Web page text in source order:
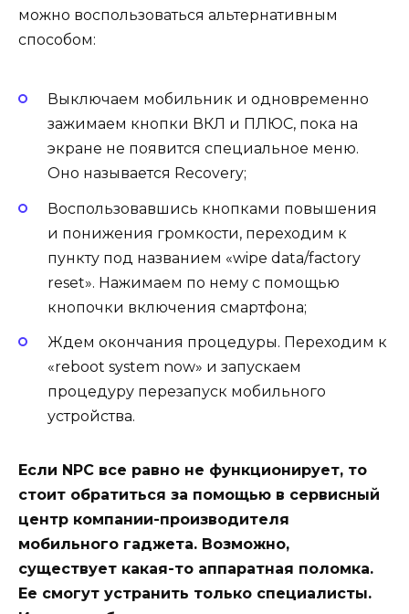
можно воспользоваться альтернативным
способом:
Выключаем мобильник и одновременно
зажимаем кнопки ВКЛ и ПЛЮС, пока на
экране не появится специальное меню.
Оно называется Recovery;
Воспользовавшись кнопками повышения
и понижения громкости, переходим к
пункту под названием «wipe data/factory
reset». Нажимаем по нему с помощью
кнопочки включения смартфона;
Ждем окончания процедуры. Переходим к
«reboot system now» и запускаем
процедуру перезапуск мобильного
устройства.
Если NPC все равно не функционирует, то
стоит обратиться за помощью в сервисный
центр компании-производителя
мобильного гаджета. Возможно,
существует какая-то аппаратная поломка.
Ее смогут устранить только специалисты.